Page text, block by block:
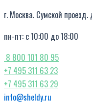
г. Москва. Сумской проезд.
пн-пт: с 10:00 до 18:00
8 800 101 80 95
+7 495 311 63 23
+7 495 311 63 29
info@sheldy.ru